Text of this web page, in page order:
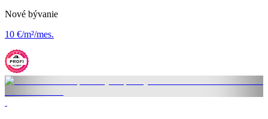
Nové bývanie
10 €/m²/mes.